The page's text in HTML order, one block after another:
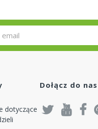
dotyczące
Dołącz do nas